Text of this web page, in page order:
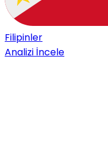
Filipinler
Analizi İncele